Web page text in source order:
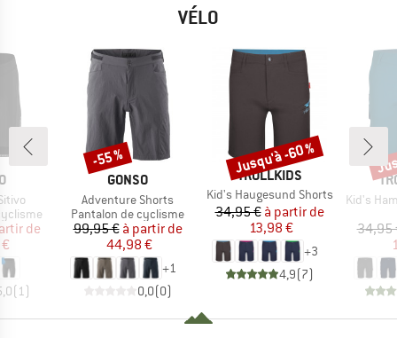
VÉLO
réduit
de
(1 )
MARQUE
GONSO
Article
Adventure Shorts
Product group
Pantalon de cyclisme
Prix
99,95 € Prix réduit
à partir de
44,98 €
+1
0,0(0)
Remise
-55 %
MARQUE
TROLLKIDS
Article
Kid's Haugesund Shorts
Prix
34,95 € Prix réduit
à partir de
13,98 €
+3
4,9(7)
Remise
Jusqu'à -60 %
Article
Kid's
34,95